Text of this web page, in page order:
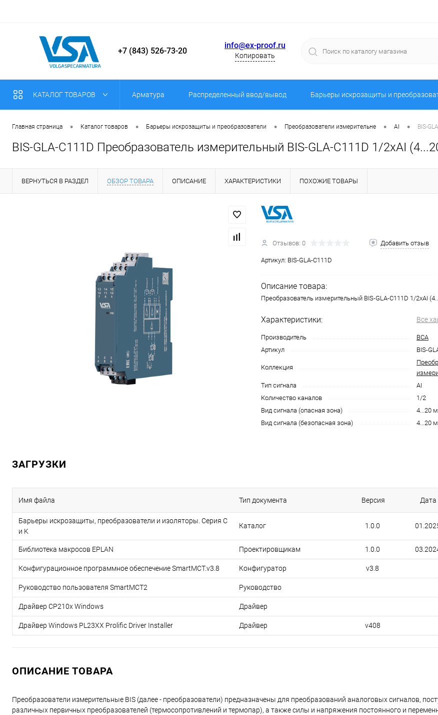
+7 (843) 526-73-20
info@ex-proof.ru
Копировать
КАТАЛОГ ТОВАРОВ Арматура Распределенный ввод/вывод Барьеры искрозащиты и
Главная страница • Каталог товаров • Барьеры искрозащиты и преобразователи • Преобразователи измерительне • AI • BIS-
BIS-GLA-C111D Преобразователь измерительный BIS-GLA-C111D 1/2хAI
ВЕРНУТЬСЯ В РАЗДЕЛ ОБЗОР ТОВАРА ОПИСАНИЕ ХАРАКТЕРИСТИКИ ПОХОЖИЕ ТОВАРЫ
Отзывов: 0 Добавить отзыв
Артикул: BIS-GLA-C111D
Описание товара:
Преобразователь измерительный BIS-GLA-C111D 1/2хAI
Характеристики: Все
Производитель
ВСА
Артикул
BIS-
Коллекция
Тип сигнала
AI
Количество каналов
1/2
Вид сигнала (опасная зона)
4...20
Вид сигнала (безопасная зона)
4...20
ЗАГРУЗКИ
Имя файла Тип документа Версия Дата
Барьеры искрозащиты, преобразователи и изоляторы. Серия C
и K
Каталог 1.0.0
Библиотека макросов EPLAN Проектировщикам 1.0.0
Конфигурационное программное обеспечение SmartMCT.v3.8 Конфигуратор v3.8
Руководство пользователя SmartMCT2 Руководство
Драйвер CP210x Windows Драйвер
Драйвер Windows PL23XX Prolific Driver Installer Драйвер v408
ОПИСАНИЕ ТОВАРА
Преобразователи измерительные BIS (далее - преобразователи) предназначены для преобразований аналоговых сигналов,
различных первичных преобразователей (термосопротивлений и термопар), а также силы и напряжения постоянного и